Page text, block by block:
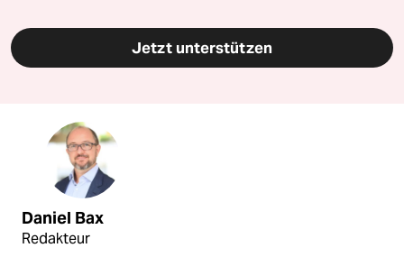
Jetzt unterstützen
Daniel Bax
Redakteur